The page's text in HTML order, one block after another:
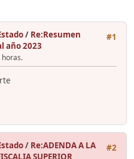
#1
/ Re:Resumen
año 2023
horas.
#2
/ Re:ADENDA A LA
SUPERIOR